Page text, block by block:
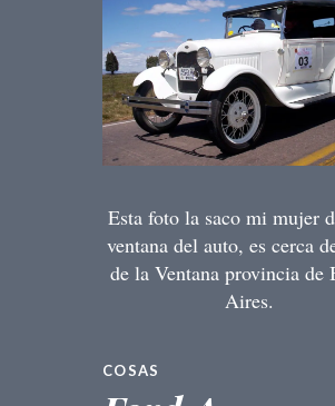
Esta foto la saco mi mujer
ventana del auto, es cerca
de la Ventana provincia de
Aires.
COSAS